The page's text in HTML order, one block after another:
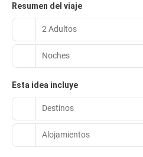
Resumen del viaje
2 Adultos
Noches
Esta idea incluye
Destinos
Alojamientos